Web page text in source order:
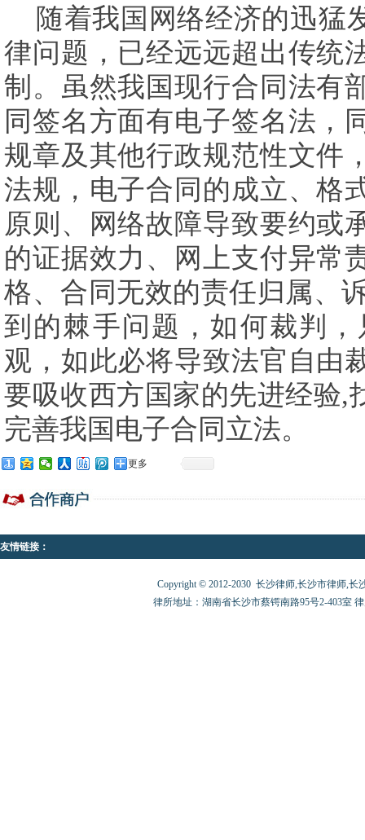
随着我国网络经济的迅猛
律问题，已经远远超出传统
制。虽然我国现行合同法有
同签名方面有电子签名法，
规章及其他行政规范性文件
法规，电子合同的成立、格
原则、网络故障导致要约或
的证据效力、网上支付异常
格、合同无效的责任归属、
到的棘手问题，如何裁判
观，如此必将导致法官自由
要吸收西方国家的先进经验,
完善我国电子合同立法。
更多
友情链接：
Copyright © 2012-2030 长沙律师,长沙市律师,长
律所地址：湖南省长沙市蔡锷南路95号2-403室